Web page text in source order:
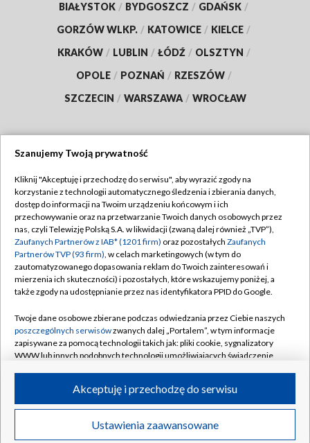
BIAŁYSTOK / BYDGOSZCZ / GDAŃSK /
GORZÓW WLKP. / KATOWICE / KIELCE /
KRAKÓW / LUBLIN / ŁÓDŹ / OLSZTYN /
OPOLE / POZNAŃ / RZESZÓW /
SZCZECIN / WARSZAWA / WROCŁAW
TVP
Abonament TVP
Emisja w TVP
Centrum informacji TVP
Naziemna Telewizja Cyfrowa
Rada Programowa
System NOS
Informacje o nadawcy
Program dla prasy
Ogłoszenie przetargowe
Regulamin TVP
Polityka prywatności
Moje zgody
Pomoc
Kontakt
Kanały
©2026 Telewizja Polska S.A. w likwidacji
Szanujemy Twoją prywatność
Kliknij "Akceptuję i przechodzę do serwisu", aby wyrazić zgody na
korzystanie z technologii automatycznego śledzenia i zbierania danych,
dostęp do informacji na Twoim urządzeniu końcowym i ich
przechowywanie oraz na przetwarzanie Twoich danych osobowych przez
nas, czyli Telewizję Polską S.A. w likwidacji (zwaną dalej również „TVP”),
Zaufanych Partnerów z IAB* (1201 firm) oraz pozostałych Zaufanych
Partnerów TVP (93 firm), w celach marketingowych (w tym do
zautomatyzowanego dopasowania reklam do Twoich zainteresowań i
mierzenia ich skuteczności) i pozostałych, które wskazujemy poniżej, a
także zgody na udostępnianie przez nas identyfikatora PPID do Google.
Twoje dane osobowe zbierane podczas odwiedzania przez Ciebie naszych
poszczególnych serwisówzwanych dalej „Portalem”, w tym informacje
zapisywane za pomocą technologii takich jak: pliki cookie, sygnalizatory
WWW lub innych podobnych technologii umożliwiających świadczenie
ruchu w Internecie.
Twoje dane osobowe zbierane podczas odwiedzania przez Ciebie
poszczególnych serwisówna Portalu, takie jak adresy IP, identyfikatory
Ustawienia zaawansowane
Akceptuję i przechodzę do serwisu